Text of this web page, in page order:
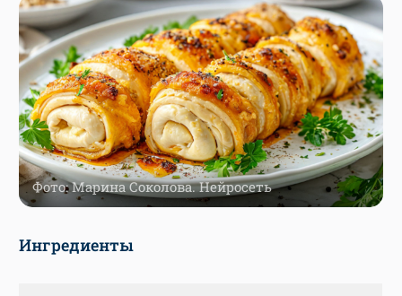
Фото: Марина Соколова. Нейросеть
Ингредиенты